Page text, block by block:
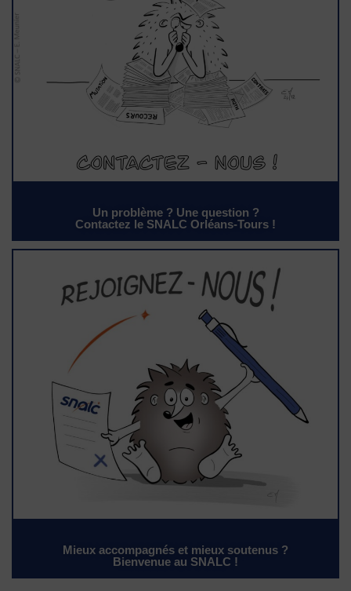
Un problème ? Une question ?
Contactez le SNALC Orléans-Tours !
Mieux accompagnés et mieux soutenus ?
Bienvenue au SNALC !